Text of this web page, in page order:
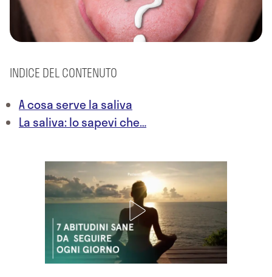
INDICE DEL CONTENUTO
A cosa serve la saliva
La saliva: lo sapevi che…